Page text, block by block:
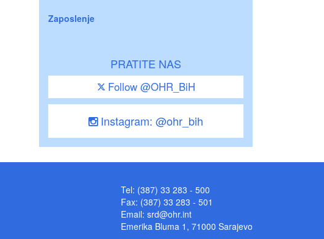
Zaposlenje
PRATITE NAS
Follow @OHR_BiH
Instagram: @ohr_bih
Tel: (387) 33 283 - 500
Fax: (387) 33 283 - 501
Email: srd@ohr.int
Emerika Bluma 1, 71000 Sarajevo